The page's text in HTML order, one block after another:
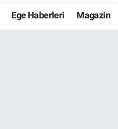
Ege Haberleri Magazin